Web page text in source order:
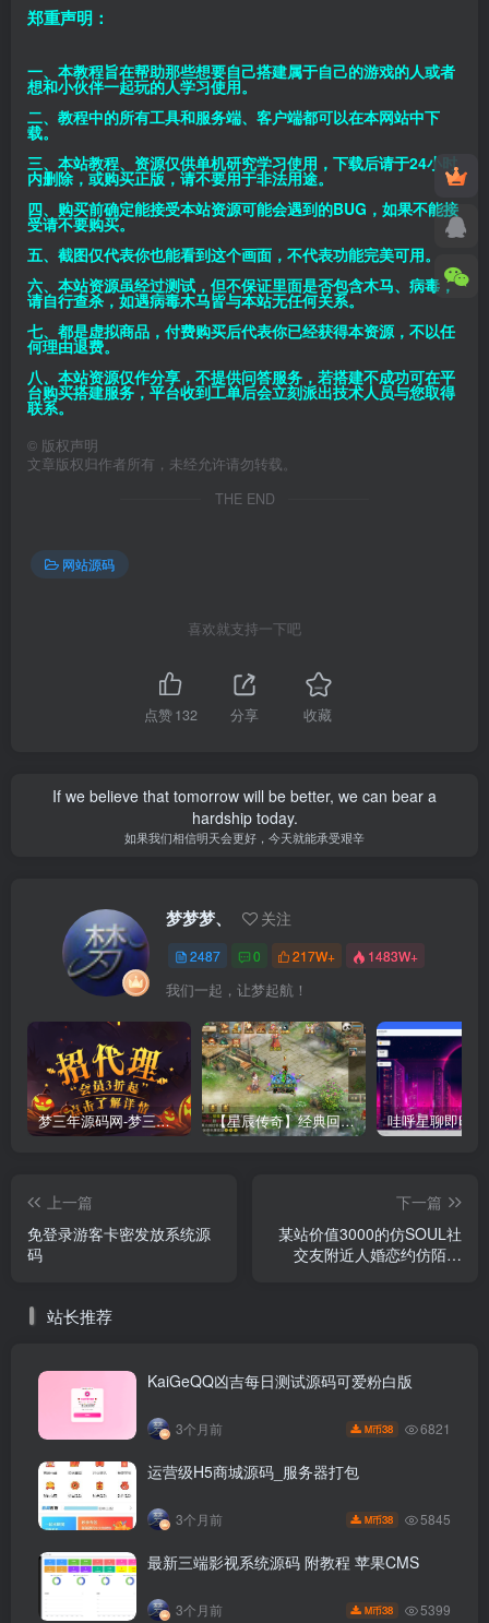
郑重声明：
一、本教程旨在帮助那些想要自己搭建属于自己的游戏的人或者
想和小伙伴一起玩的人学习使用。
二、教程中的所有工具和服务端、客户端都可以在本网站中下
载。
三、本站教程、资源仅供单机研究学习使用，下载后请于24小时
内删除，或购买正版，请不要用于非法用途。
四、购买前确定能接受本站资源可能会遇到的BUG，如果不能接
受请不要购买。
五、截图仅代表你也能看到这个画面，不代表功能完美可用。
六、本站资源虽经过测试，但不保证里面是否包含木马、病毒，
请自行查杀，如遇病毒木马皆与本站无任何关系。
七、都是虚拟商品，付费购买后代表你已经获得本资源，不以任
何理由退费。
八、本站资源仅作分享，不提供问答服务，若搭建不成功可在平
台购买搭建服务，平台收到工单后会立刻派出技术人员与您取得
联系。
© 版权声明
文章版权归作者所有，未经允许请勿转载。
THE END
网站源码
喜欢就支持一下吧
点赞132 分享 收藏
If we believe that tomorrow will be better, we can bear a
hardship today.
如果我们相信明天会更好，今天就能承受艰辛
梦梦梦、 关注
2487 0 217W+ 1483W+
我们一起，让梦起航！
梦三年源码网-梦三年ym会员代理详情 【星辰传奇】经典回合制手游+安卓端+GM工具+详细搭建教程
上一篇
免登录游客卡密发放系统源
码
下一篇
某站价值3000的仿SOUL社
交友附近人婚恋约仿陌陌
站长推荐
KaiGeQQ凶吉每日测试源码可爱粉白版
3个月前 M币38 6821
运营级H5商城源码_服务器打包
3个月前 M币38 5845
最新三端影视系统源码 附教程 苹果CMS
3个月前 M币38 5399